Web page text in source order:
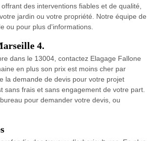
des interventions fiables et de qualité,
jardin ou votre propriété. Notre équipe de
ou pour plus d'informations.
4.
dans le 13004, contactez Elagage Fallone
en plus son prix est moins cher par
la demande de devis pour votre projet
sans frais et sans engagement de votre part.
pour demander votre devis, ou